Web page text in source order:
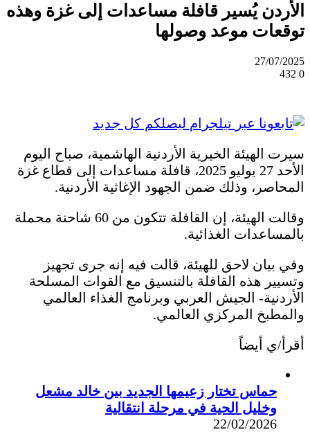
الأردن يُسير قافلة مساعدات إلى غزة وهذه
توقعات موعد وصولها
27/07/2025
0
سيرت الهيئة الخيرية الأردنية الهاشمية، صباح اليوم
الأحد 27 يوليو 2025، قافلة مساعدات إلى قطاع غزة
المحاصر، وذلك ضمن الجهود الإغاثية الأردنية.
وقالت الهيئة، إن القافلة تتكون من 60 شاحنة محملة
بالمساعدات الغذائية.
وفي بيان لاحق للهيئة، قالت فيه إنه جرى تجهيز
وتسيير هذه القافلة بالتنسيق مع القوات المسلحة
الأردنية- الجيش العربي وبرنامج الغذاء العالمي
والمطبخ المركزي العالمي.
أقرأ/ي أيضاً
حماس تختار زعيمها الجديد بين خالد مشعل
وخليل الحية في مرحلة انتقالية
22/02/2026